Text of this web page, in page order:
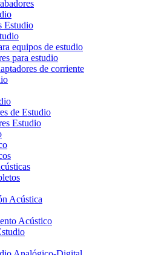
Estudio
equipos de estudio
para estudio
de corriente
de Estudio
Estudio
Acústica
Acústico